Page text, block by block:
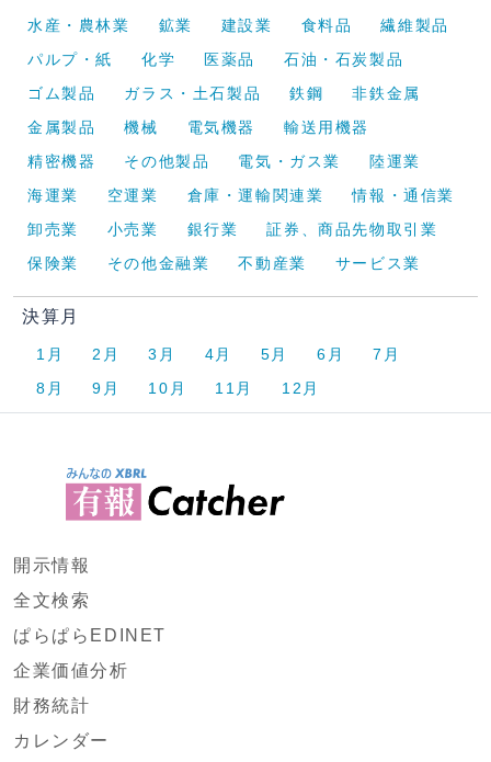
水産・農林業 鉱業 建設業 食料品
繊維製品
パルプ・紙
化学 医薬品
石油・石炭製品
ゴム製品
ガラス・土石製品 鉄鋼
非鉄金属
金属製品
機械 電気機器
輸送用機器
精密機器
その他製品 電気・ガス業
陸運業
海運業
空運業 倉庫・運輸関連業
情報・通信業
卸売業
小売業 銀行業
証券、商品先物取引業
保険業
その他金融業 不動産業 サービス業
決算月
1月 2月 3月 4月 5月 6月
7月
8月
9月 10月 11月 12月
開示情報
全文検索
ぱらぱらEDINET
企業価値分析
財務統計
カレンダー